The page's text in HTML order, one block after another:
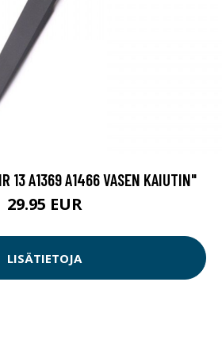
13 A1369 A1466 VASEN KAIUTIN"
29.95 EUR
LISÄTIETOJA